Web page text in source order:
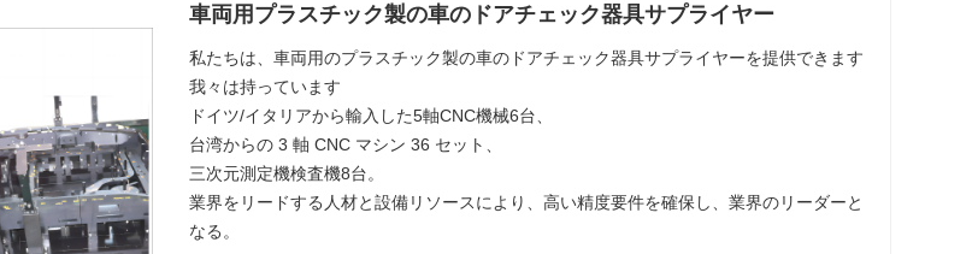
車両用プラスチック製の車のドアチェック器具サプライヤー
私たちは、車両用のプラスチック製の車のドアチェック器具サプライヤーを提供できます
我々は持っています
ドイツ/イタリアから輸入した5軸CNC機械6台、
台湾からの 3 軸 CNC マシン 36 セット、
三次元測定機検査機8台。
業界をリードする人材と設備リソースにより、高い精度要件を確保し、業界のリーダーと
なる。